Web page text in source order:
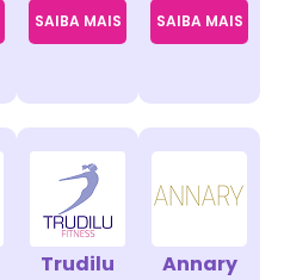
SAIBA MAIS SAIBA MAIS
Trudilu Annary